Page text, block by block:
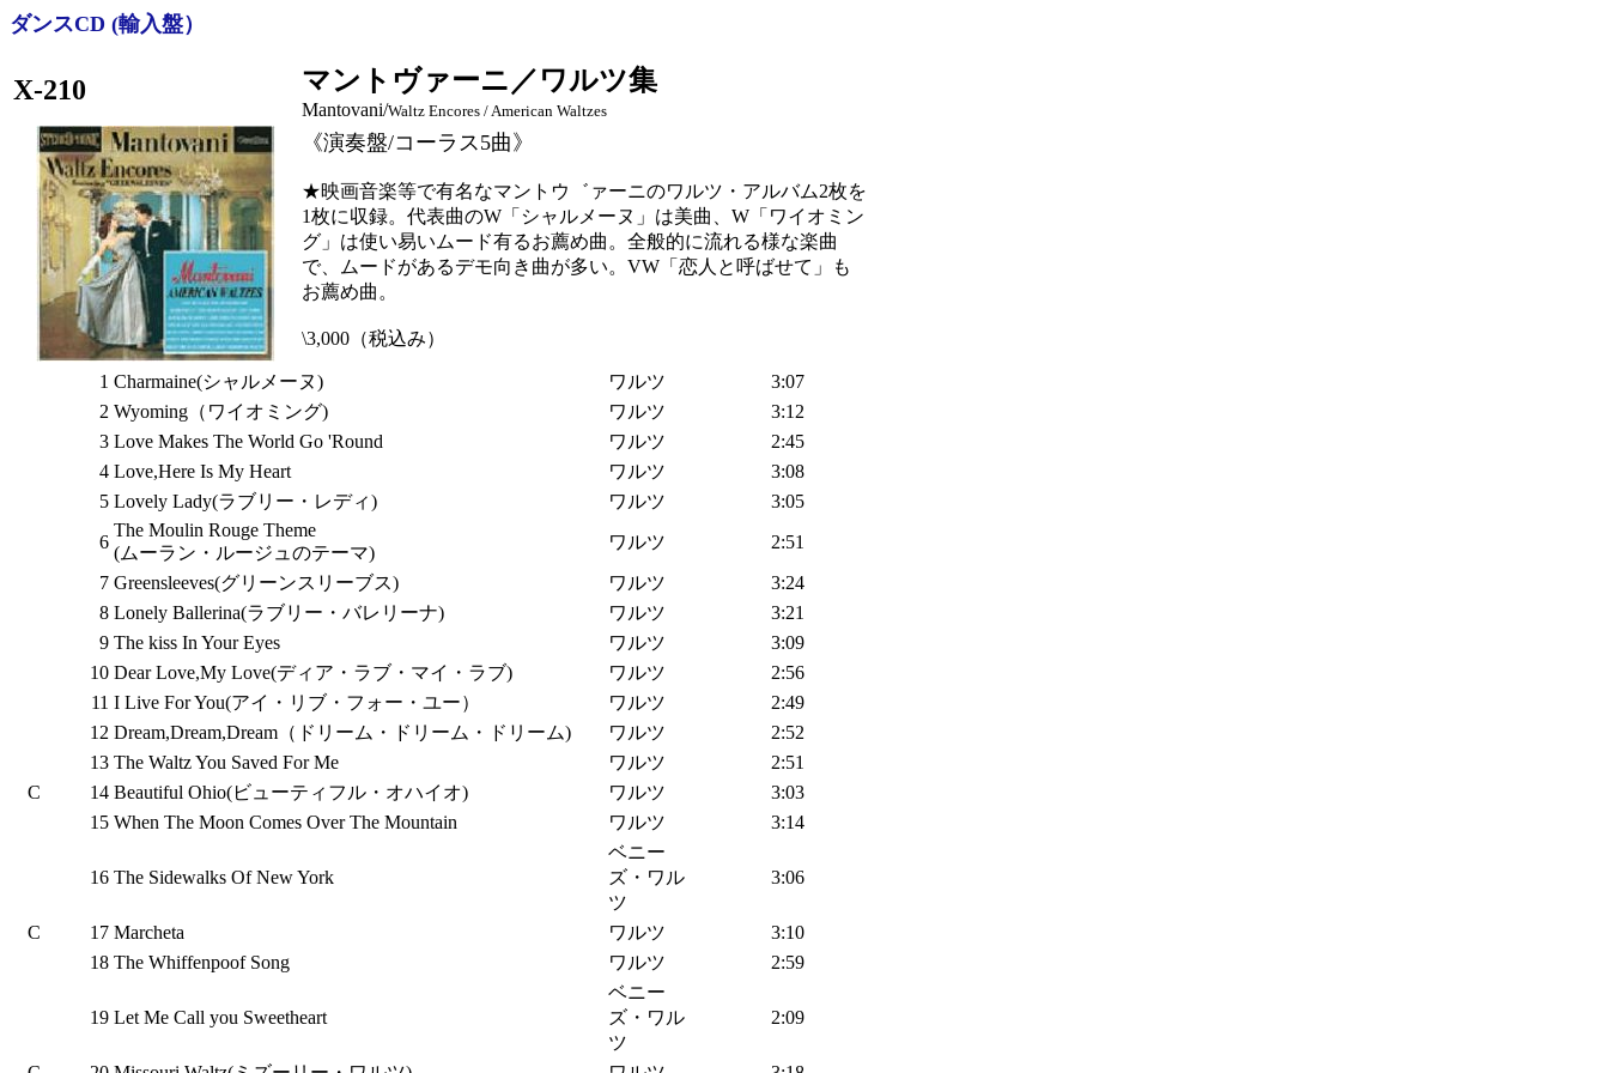
ダンスCD (輸入盤）
X-210 マントヴァーニ／ワルツ集
Mantovani/Waltz Encores / American Waltzes
《演奏盤/コーラス5曲》
★映画音楽等で有名なマントウ゛ァーニのワルツ・アルバム2枚を
1枚に収録。代表曲のW「シャルメーヌ」は美曲、W「ワイオミン
グ」は使い易いムード有るお薦め曲。全般的に流れる様な楽曲
で、ムードがあるデモ向き曲が多い。VW「恋人と呼ばせて」も
お薦め曲。
\3,000（税込み）
1 Charmaine(シャルメーヌ) ワルツ
3:07
2 Wyoming（ワイオミング) ワルツ
3:12
3 Love Makes The World Go 'Round ワルツ
2:45
4 Love,Here Is My Heart ワルツ
3:08
5 Lovely Lady(ラブリー・レディ) ワルツ
3:05
6
The Moulin Rouge Theme
(ムーラン・ルージュのテーマ)
ワルツ
2:51
7 Greensleeves(グリーンスリーブス) ワルツ
3:24
8 Lonely Ballerina(ラブリー・バレリーナ) ワルツ
3:21
9 The kiss In Your Eyes ワルツ
3:09
10 Dear Love,My Love(ディア・ラブ・マイ・ラブ) ワルツ
2:56
11 I Live For You(アイ・リブ・フォー・ユー） ワルツ
2:49
12 Dream,Dream,Dream（ドリーム・ドリーム・ドリーム) ワルツ
2:52
13 The Waltz You Saved For Me ワルツ
2:51
C
14 Beautiful Ohio(ビューティフル・オハイオ) ワルツ
3:03
15 When The Moon Comes Over The Mountain ワルツ 3:14
16 The Sidewalks Of New York
ベニー
ズ・ワル
ツ
3:06
C 17 Marcheta ワルツ
3:10
18 The Whiffenpoof Song ワルツ 2:59
19 Let Me Call you Sweetheart
ベニー
ズ・ワル
ツ
2:09